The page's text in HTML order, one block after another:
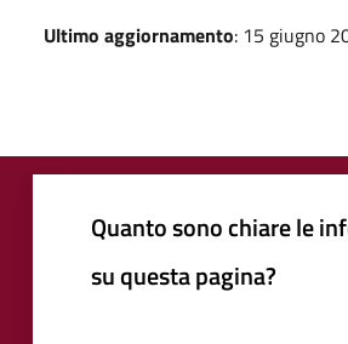
Ultimo aggiornamento: 15 giugno
Quanto sono chiare le
su questa pagina?